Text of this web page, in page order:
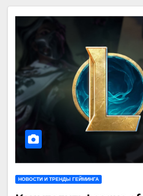
НОВОСТИ И ТРЕНДЫ ГЕЙМИНГА